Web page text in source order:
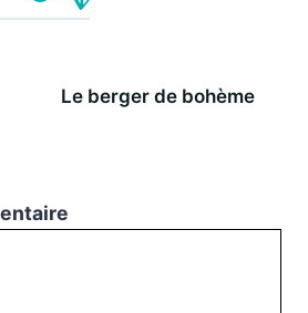
Le berger de bohème